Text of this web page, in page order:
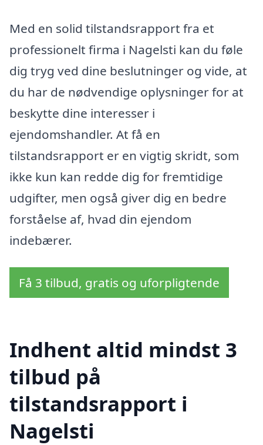
Med en solid tilstandsrapport fra et
professionelt firma i Nagelsti kan du føle
dig tryg ved dine beslutninger og vide, at
du har de nødvendige oplysninger for at
beskytte dine interesser i
ejendomshandler. At få en
tilstandsrapport er en vigtig skridt, som
ikke kun kan redde dig for fremtidige
udgifter, men også giver dig en bedre
forståelse af, hvad din ejendom
indebærer.
Få 3 tilbud, gratis og uforpligtende
Indhent altid mindst 3
tilbud på
tilstandsrapport i
Nagelsti